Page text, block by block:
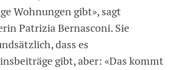
Wohnungen gibt», sagt
Patrizia Bernasconi. Sie
dass es
gibt, aber: «Das kommt